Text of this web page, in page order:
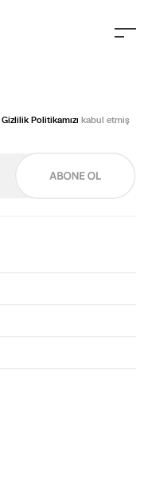
Gizlilik Politikamızı kabul etmiş